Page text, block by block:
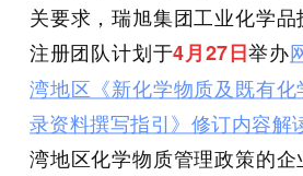
关要求，瑞旭集团工业化学
注册团队计划于4月27日举办
湾地区《新化学物质及既有
录资料撰写指引》修订内容解
湾地区化学物质管理政策的